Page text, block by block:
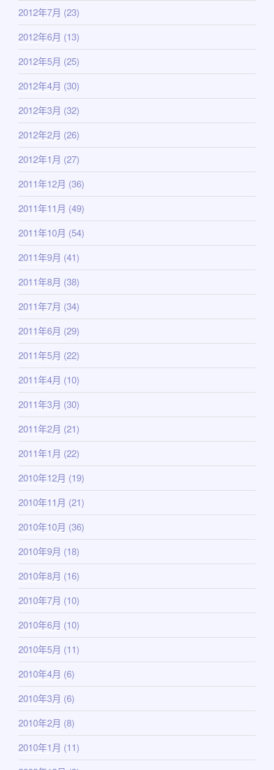
2012年7月 (23)
2012年6月 (13)
2012年5月 (25)
2012年4月 (30)
2012年3月 (32)
2012年2月 (26)
2012年1月 (27)
2011年12月 (36)
2011年11月 (49)
2011年10月 (54)
2011年9月 (41)
2011年8月 (38)
2011年7月 (34)
2011年6月 (29)
2011年5月 (22)
2011年4月 (10)
2011年3月 (30)
2011年2月 (21)
2011年1月 (22)
2010年12月 (19)
2010年11月 (21)
2010年10月 (36)
2010年9月 (18)
2010年8月 (16)
2010年7月 (10)
2010年6月 (10)
2010年5月 (11)
2010年4月 (6)
2010年3月 (6)
2010年2月 (8)
2010年1月 (11)